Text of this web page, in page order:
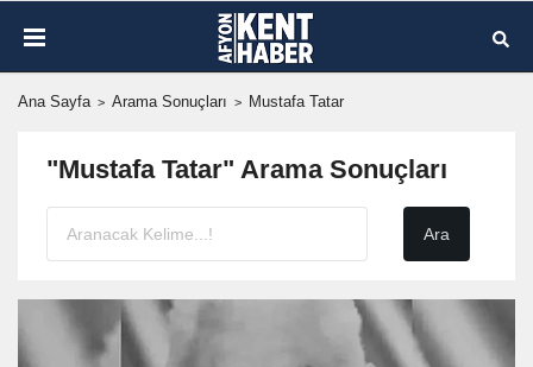
Ana Sayfa Arama Sonuçları Mustafa Tatar
"Mustafa Tatar" Arama Sonuçları